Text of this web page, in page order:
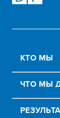
КТО МЫ
ЧТО МЫ